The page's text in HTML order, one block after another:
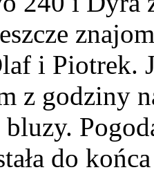
i Piotrek.
z godziny
do